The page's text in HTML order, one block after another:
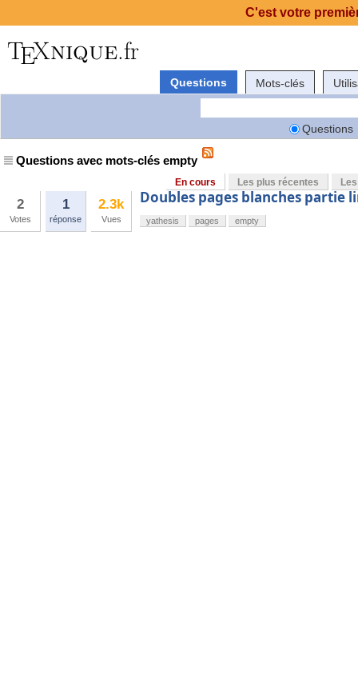
Questions Mots-clés
Questions
Questions avec mots-clés empty
En cours Les plus récentes
2
Votes
1
réponse
2.3k
Vues
Doubles pages blanches partie
yathesis pages empty
C'est votre